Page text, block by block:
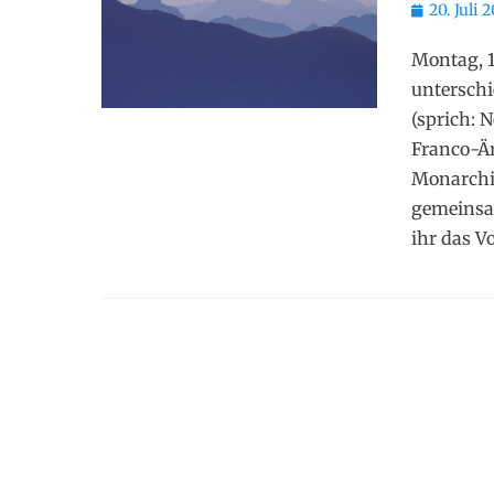
Posted
20. Juli
Montag,
(sprich:
Franco-
ihr das